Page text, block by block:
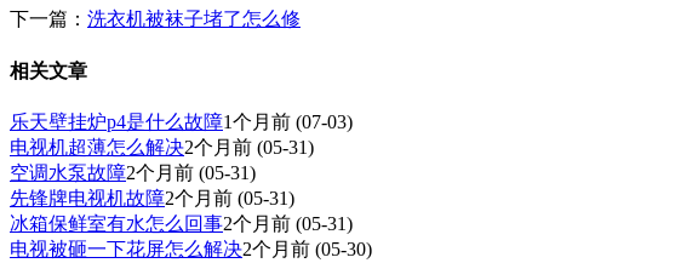
下一篇： 洗衣机被袜子堵了怎么修
相关文章
乐天壁挂炉p4是什么故障1个月前 (07-03)
电视机超薄怎么解决2个月前 (05-31)
空调水泵故障2个月前 (05-31)
先锋牌电视机故障2个月前 (05-31)
冰箱保鲜室有水怎么回事2个月前 (05-31)
电视被砸一下花屏怎么解决2个月前 (05-30)